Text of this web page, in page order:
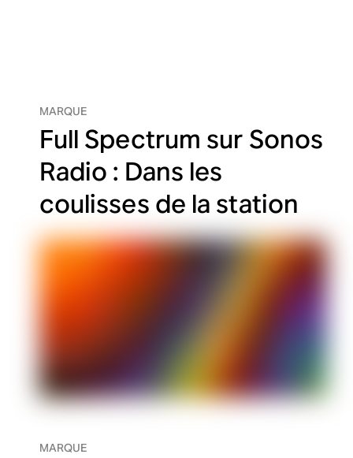
MARQUE
Full Spectrum sur Sonos
Radio : Dans les
coulisses de la station
MARQUE